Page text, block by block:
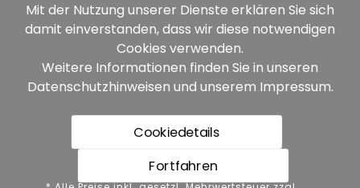
Unsere Partner:
* Alle Preise inkl. gesetzl. Mehrwertsteuer zzgl.
Mit der Nutzung unserer Dienste erklären Sie sich
damit einverstanden, dass wir diese notwendigen
Cookies verwenden.
Weitere Informationen finden Sie in unseren
Datenschutzhinweisen und unserem Impressum.
Cookiedetails
Fortfahren